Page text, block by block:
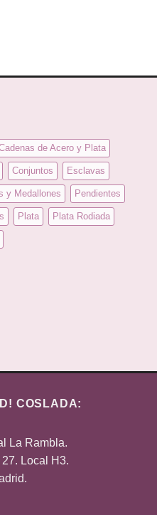
de Acero y Plata
Conjuntos Esclavas
y Medallones Pendientes
Plata Plata Rodiada
COSLADA:
La Rambla.
Local H3.